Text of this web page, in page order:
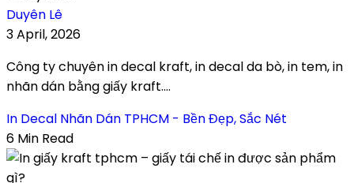
Duyên Lê
3 April, 2026
Công ty chuyên in decal kraft, in decal da bò, in tem, in
nhãn dán bằng giấy kraft....
In Decal Nhãn Dán TPHCM - Bền Đẹp, Sắc Nét
6 Min Read